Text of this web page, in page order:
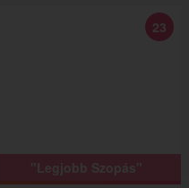
"Legjobb Szopás"
23